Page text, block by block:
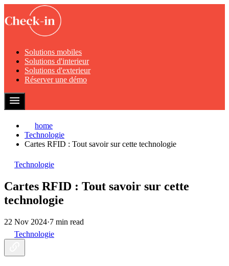
Solutions mobiles
Solutions d'interieur
Solutions d'exterieur
Réserver une démo
home
Technologie
Cartes RFID : Tout savoir sur cette technologie
Technologie
Cartes RFID : Tout savoir sur cette
technologie
22 Nov 2024·7 min read
Technologie